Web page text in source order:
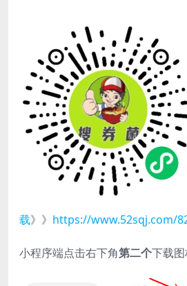
载》》 https://www.52sqj.com/
小程序端点击右下角第二个下载